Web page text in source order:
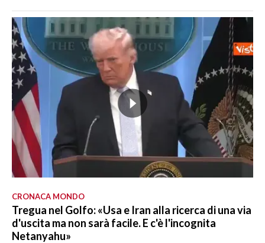
CRONACA MONDO
Tregua nel Golfo: «Usa e Iran alla ricerca di una via
d'uscita ma non sarà facile. E c'è l'incognita
Netanyahu»